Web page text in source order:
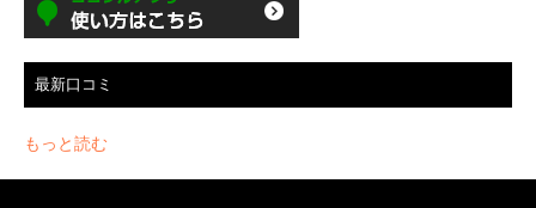
最新口コミ
もっと読む